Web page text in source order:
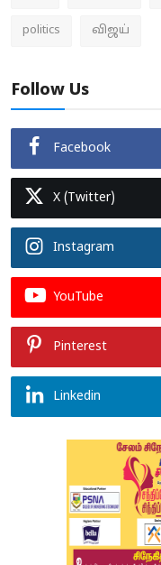
politics விஜய்
Follow Us
Facebook
X (Twitter)
Instagram
YouTube
Pinterest
Linkedin